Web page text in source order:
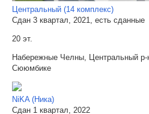
Центральный (14 комплекс)
Сдан 3 квартал, 2021, есть сданные
20 эт.
Набережные Челны, Центральный р-
Сююмбике
NiKA (Ника)
Сдан 1 квартал, 2022